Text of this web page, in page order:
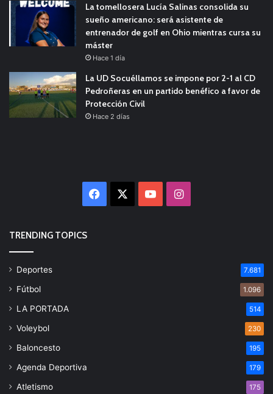
La tomellosera Lucía Salinas consolida su
sueño americano: será asistente de
entrenador de golf en Ohio mientras cursa su
máster
Hace 1 día
La UD Socuéllamos se impone por 2-1 al CD
Pedroñeras en un partido benéfico a favor de
Protección Civil
Hace 2 días
Facebook YouTubeInstagram
TRENDING TOPICS
Deportes 7.681
Fútbol 1.096
LA PORTADA 514
Voleybol 230
Baloncesto 195
Agenda Deportiva 179
Atletismo 175